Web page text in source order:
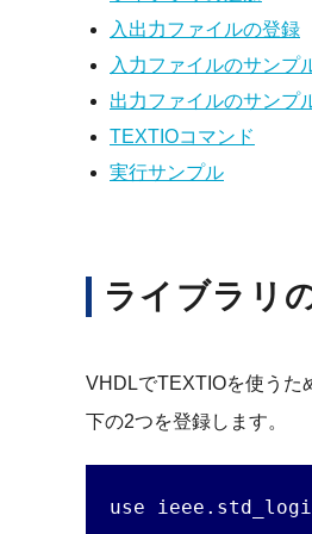
入出力ファイルの登録
入力ファイルのサンプ
出力ファイルのサンプ
TEXTIOコマンド
実行サンプル
ライブラリ
VHDLでTEXTIOを使うた
下の2つを登録します。
use